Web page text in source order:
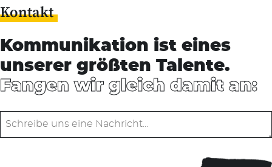
Kontakt
Kommunikation ist eines
unserer größten Talente.
Fangen wir gleich damit an: